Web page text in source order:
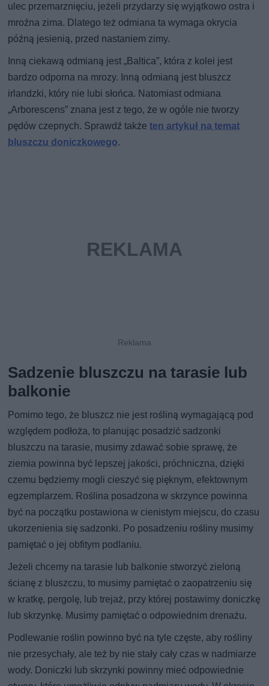
ulec przemarznięciu, jeżeli przydarzy się wyjątkowo ostra i
mroźna zima. Dlatego też odmiana ta wymaga okrycia
późną jesienią, przed nastaniem zimy.
Inną ciekawą odmianą jest „Baltica”, która z kolei jest
bardzo odporna na mrozy. Inną odmianą jest bluszcz
irlandzki, który nie lubi słońca. Natomiast odmiana
„Arborescens” znana jest z tego, że w ogóle nie tworzy
pędów czepnych. Sprawdź takżeten artykuł na temat
bluszczu doniczkowego.
Sadzenie bluszczu na tarasie lub
balkonie
Pomimo tego, że bluszcz nie jest rośliną wymagającą pod
względem podłoża, to planując posadzić sadzonki
bluszczu na tarasie, musimy zdawać sobie sprawę, że
ziemia powinna być lepszej jakości, próchniczna, dzięki
czemu będziemy mogli cieszyć się pięknym, efektownym
egzemplarzem. Roślina posadzona w skrzynce powinna
być na początku postawiona w cienistym miejscu, do czasu
ukorzenienia się sadzonki. Po posadzeniu rośliny musimy
pamiętać o jej obfitym podlaniu.
Jeżeli chcemy na tarasie lub balkonie stworzyć zieloną
ścianę z bluszczu, to musimy pamiętać o zaopatrzeniu się
w kratkę, pergolę, lub trejaż, przy której postawimy doniczkę
lub skrzynkę. Musimy pamiętać o odpowiednim drenażu.
Podlewanie roślin powinno być na tyle częste, aby rośliny
nie przesychały, ale też by nie stały cały czas w nadmiarze
wody. Doniczki lub skrzynki powinny mieć odpowiednie